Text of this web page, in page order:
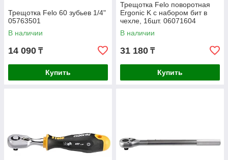
Трещотка Felo 60 зубьев 1/4"
05763501
В наличии
14 090 ₸
Купить
Трещотка Felo поворотная
Ergonic K с набором бит в
чехле, 16шт. 06071604
В наличии
31 180 ₸
Купить